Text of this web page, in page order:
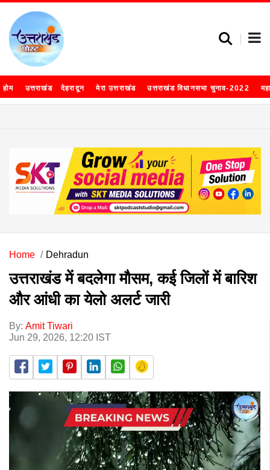
होम उत्तराखंड देहरादून मेरा उत्तराखंड उत्तराखंड विधानसभा चुनाव-2022
Home Dehradun
उत्तराखंड में बदलेगा मौसम, कई जिलों में बारिश
और आंधी का येलो अलर्ट जारी
By: Amit Tiwari
Jun 29, 2026, 12:20 IST